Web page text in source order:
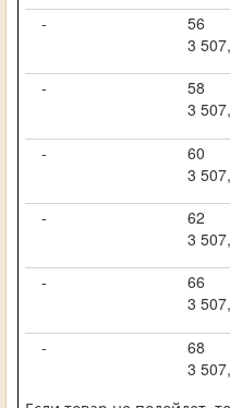
-
56
3
-
58
3
-
60
3
-
62
3
-
66
3
-
68
3